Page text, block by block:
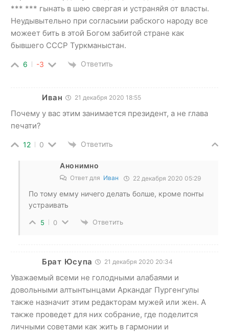
*** *** гынать в шею свергая и устраняйя от власты.
Неудывытельно при согласыии рабского народу все
можеет бить в этой Богом забитой стране как
бывшего СССР Туркманыстан.
6 -3 Ответить
Иван 21 декабря 2020 18:55
Почему у вас этим занимается президент, а не глава
печати?
12 0 Ответить
Анонимно
Ответ для Иван 22 декабря 2020 05:29
По тому емму ничего делать болше, кроме понты
устраивать
5 0 Ответить
Брат Юсупа 21 декабря 2020 20:34
Уважаемый всеми не голодными алабаями и
довольными алтынтынцами Аркандаг Пургенгулы
также назначит этим редакторам мужей или жен. А
также проведет для них собрание, где поделится
личными советами как жить в гармонии и